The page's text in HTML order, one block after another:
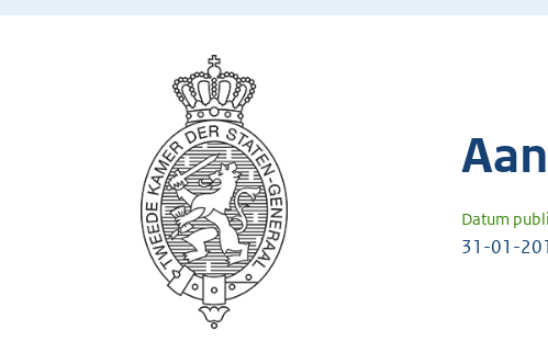
Datum
31-01-